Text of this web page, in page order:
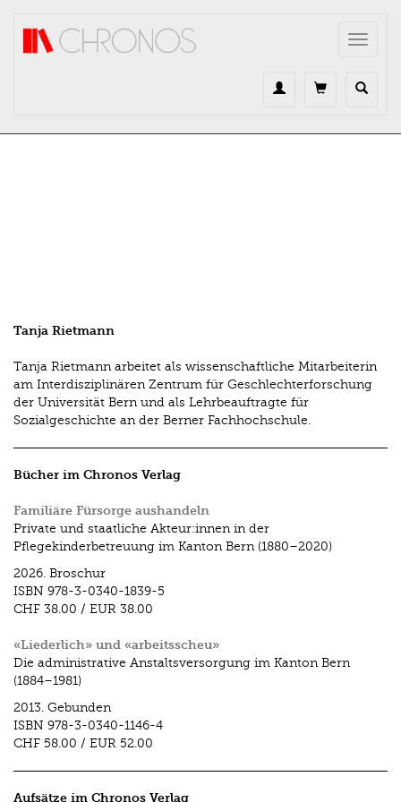
Toggle
Tanja Rietmann
Tanja Rietmann arbeitet als wissenschaftliche Mitarbeiterin
am Interdisziplinären Zentrum für Geschlechterforschung
der Universität Bern und als Lehrbeauftragte für
Sozialgeschichte an der Berner Fachhochschule.
Bücher im Chronos Verlag
Familiäre Fürsorge aushandeln
Private und staatliche Akteur:innen in der
Pflegekinderbetreuung im Kanton Bern (1880–2020)
2026. Broschur
ISBN 978-3-0340-1839-5
CHF 38.00 / EUR 38.00
«Liederlich» und «arbeitsscheu»
Die administrative Anstaltsversorgung im Kanton Bern
(1884–1981)
2013. Gebunden
ISBN 978-3-0340-1146-4
CHF 58.00 / EUR 52.00
Aufsätze im Chronos Verlag